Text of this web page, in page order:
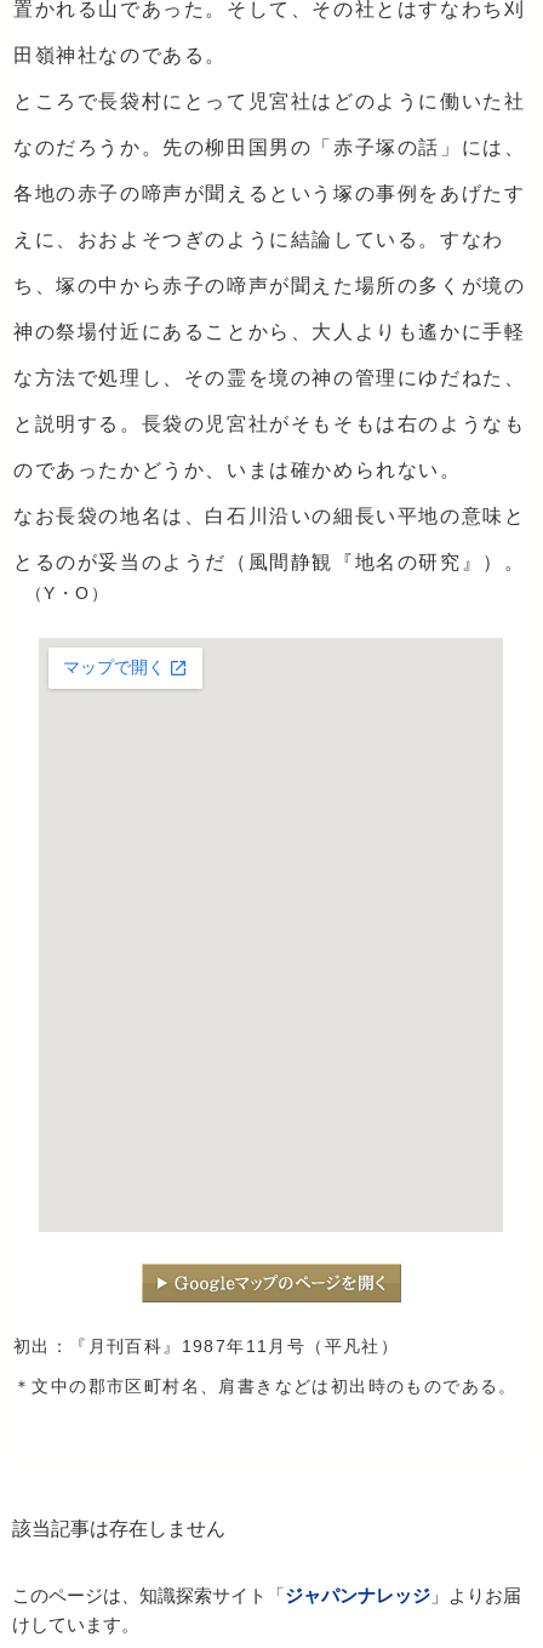
置かれる山であった。そして、その社とはすなわち刈
田嶺神社なのである。
ところで長袋村にとって児宮社はどのように働いた社
なのだろうか。先の柳田国男の「赤子塚の話」には、
各地の赤子の啼声が聞えるという塚の事例をあげたす
えに、おおよそつぎのように結論している。すなわ
ち、塚の中から赤子の啼声が聞えた場所の多くが境の
神の祭場付近にあることから、大人よりも遙かに手軽
な方法で処理し、その霊を境の神の管理にゆだねた、
と説明する。長袋の児宮社がそもそもは右のようなも
のであったかどうか、いまは確かめられない。
なお長袋の地名は、白石川沿いの細長い平地の意味と
とるのが妥当のようだ（風間静観『地名の研究』）。
（Y・O）
初出：『月刊百科』1987年11月号（平凡社）
＊文中の郡市区町村名、肩書きなどは初出時のものである。
該当記事は存在しません
このページは、知識探索サイト「ジャパンナレッジ 」よりお届
けしています。